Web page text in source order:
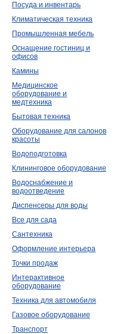
Посуда и инвентарь
Климатическая техника
Промышленная мебель
Оснащение гостиниц и
офисов
Камины
Медицинское
оборудование и
медтехника
Бытовая техника
Оборудование для салонов
красоты
Водоподготовка
Клининговое оборудование
Водоснабжение и
водоотведение
Диспенсеры для воды
Все для сада
Сантехника
Оформление интерьера
Точки продаж
Интерактивное
оборудование
Техника для автомобиля
Газовое оборудование
Транспорт